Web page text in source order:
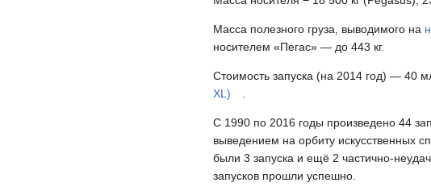
Масса полезного груза, выводимого на
носителем «Пегас» — до 443 кг.
Стоимость запуска (на 2014 год) — 40
XL)
С 1990 по 2016 годы произведено 44
выведением на орбиту искусственных
были 3 запуска и ещё 2 частично-
запусков прошли успешно.